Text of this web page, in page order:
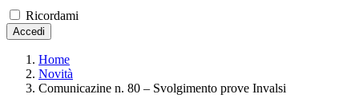
Ricordami
Accedi
Home
Novità
Comunicazine n. 80 – Svolgimento prove Invalsi